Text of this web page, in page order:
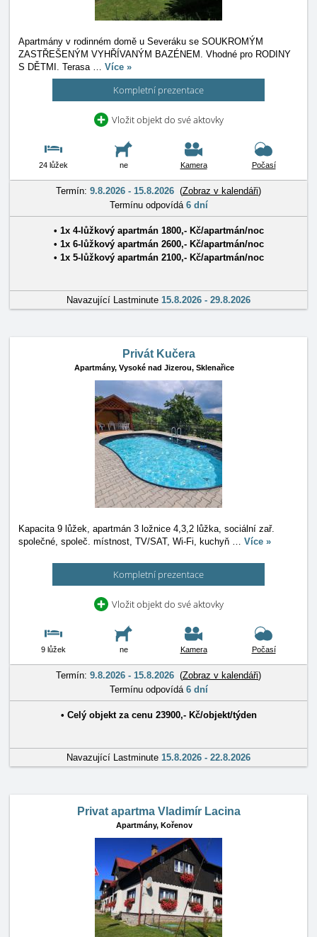
Apartmány v rodinném domě u Severáku se SOUKROMÝM
ZASTŘEŠENÝM VYHŘÍVANÝM BAZÉNEM. Vhodné pro RODINY
S DĚTMI. Terasa … Více »
Kompletní prezentace
Vložit objekt do své aktovky
24 lůžek ne Kamera Počasí
Termín: 9.8.2026 - 15.8.2026 (Zobraz v kalendáři)
Termínu odpovídá 6 dní
• 1x 4-lůžkový apartmán 1800,- Kč/apartmán/noc
• 1x 6-lůžkový apartmán 2600,- Kč/apartmán/noc
• 1x 5-lůžkový apartmán 2100,- Kč/apartmán/noc
Navazující Lastminute 15.8.2026 - 29.8.2026
Privát Kučera
Apartmány, Vysoké nad Jizerou, Sklenařice
Kapacita 9 lůžek, apartmán 3 ložnice 4,3,2 lůžka, sociální zař.
společné, společ. místnost, TV/SAT, Wi-Fi, kuchyň … Více »
Kompletní prezentace
Vložit objekt do své aktovky
9 lůžek ne Kamera Počasí
Termín: 9.8.2026 - 15.8.2026 (Zobraz v kalendáři)
Termínu odpovídá 6 dní
• Celý objektza cenu 23900,- Kč/objekt/týden
Navazující Lastminute 15.8.2026 - 22.8.2026
Privat apartma Vladimír Lacina
Apartmány, Kořenov